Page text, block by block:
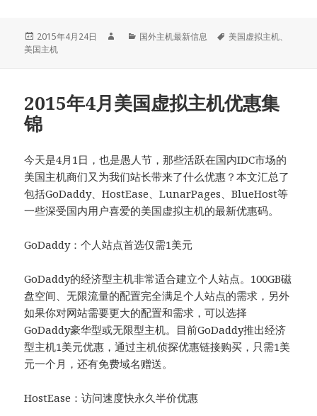
发
布
2015年4月24日
分
国外主机最新信息
标
美国虚拟主机、
美国主机
2015年4月美国虚拟主机优惠集
锦
今天是4月1日，也是愚人节，那些活跃在国内IDC市场的
美国主机商们又为我们站长带来了什么优惠？本文汇总了
包括GoDaddy、HostEase、LunarPages、BlueHost等
一些深受国内用户喜爱的美国虚拟主机的最新优惠码。
GoDaddy：个人站点首选仅需1美元
GoDaddy的经济型主机非常适合建立个人站点。100GB磁
盘空间、无限流量的配置完全满足个人站点的需求，另外
如果你对网站需要更大的配置和需求，可以选择
GoDaddy豪华型或无限型主机。目前GoDaddy推出经济
型主机1美元优惠，通过主机侦探优惠链接购买，只需1美
元一个月，还有免费域名赠送。
HostEase：访问速度快永久半价优惠